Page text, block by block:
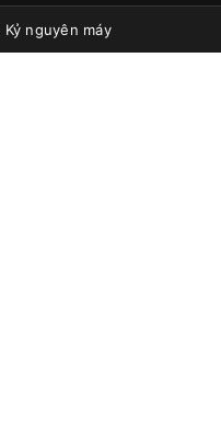
Kỷ nguyên máy